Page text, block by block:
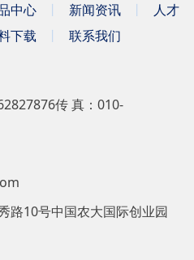
中心 丨 新闻资讯 丨
人才
下载 丨 联系我们
传 真：010-
路10号中国农大国际创业园